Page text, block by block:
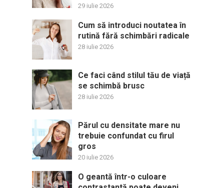
29 iulie 2026
Cum să introduci noutatea în
rutină fără schimbări radicale
28 iulie 2026
Ce faci când stilul tău de viață
se schimbă brusc
28 iulie 2026
Părul cu densitate mare nu
trebuie confundat cu firul
gros
20 iulie 2026
O geantă într-o culoare